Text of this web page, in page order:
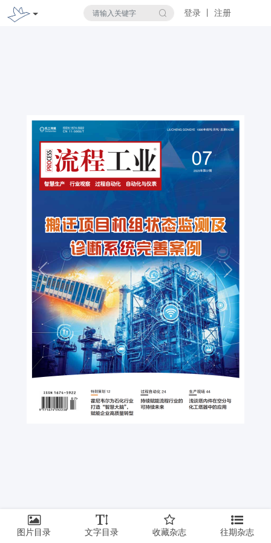
登录 丨 注册
上一页 下一页
图片目录 文字目录 收藏杂志 往期杂志